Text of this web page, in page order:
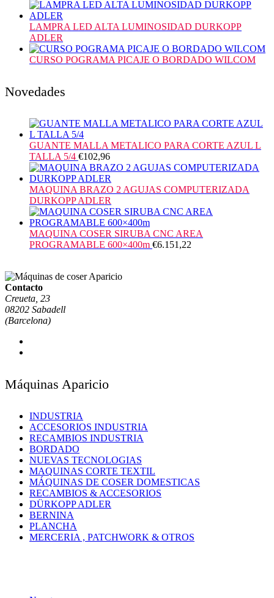
LAMPRA LED ALTA LUMINOSIDAD DURKOPP
ADLER
CURSO POGRAMA PICAJE O BORDADO WILCOM
Novedades
GUANTE MALLA METALICO PARA CORTE AZUL L
TALLA 5/4 €102,96
MAQUINA BRAZO 2 AGUJAS COMPUTERIZADA
DURKOPP ADLER
MAQUINA COSER SIRUBA CNC AREA
PROGRAMABLE 600×400m €6.151,22
Contacto
Creueta, 23
08202 Sabadell
(Barcelona)
Máquinas Aparicio
INDUSTRIA
ACCESORIOS INDUSTRIA
RECAMBIOS INDUSTRIA
BORDADO
NUEVAS TECNOLOGIAS
MAQUINAS CORTE TEXTIL
MÁQUINAS DE COSER DOMESTICAS
RECAMBIOS & ACCESORIOS
DÜRKOPP ADLER
BERNINA
PLANCHA
MERCERIA , PATCHWORK & OTROS